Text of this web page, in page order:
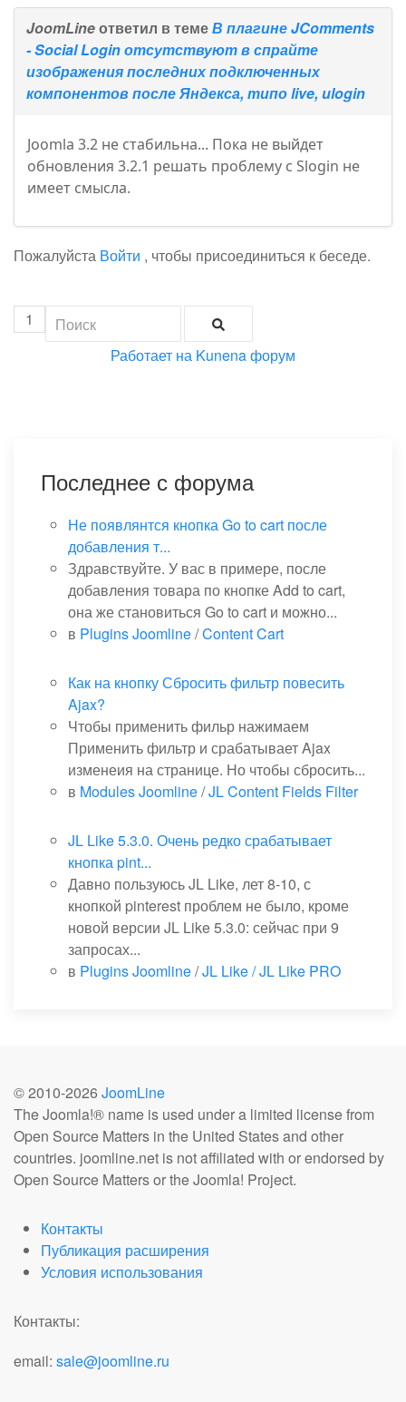
JoomLineответил в темеВ плагине JComments
- Social Login отсутствуют в спрайте
изображения последних подключенных
компонентов после Яндекса, типо live, ulogin
Joomla 3.2 не стабильна... Пока не выйдет
обновления 3.2.1 решать проблему с Slogin не
имеет смысла.
Пожалуйста Войти , чтобы присоединиться к беседе.
1
Работает на Kunena форум
Последнее с форума
Не появлянтся кнопка Go to cart после
добавления т...
Здравствуйте. У вас в примере, после
добавления товара по кнопке Add to cart,
она же становиться Go to cart и можно...
в Plugins Joomline/Content Cart
Как на кнопку Сбросить фильтр повесить
Ajax?
Чтобы применить фильр нажимаем
Применить фильтр и срабатывает Ajax
изменеия на странице. Но чтобы сбросить...
в Modules Joomline/JL Content Fields Filter
JL Like 5.3.0. Очень редко срабатывает
кнопка pint...
Давно пользуюсь JL Like, лет 8-10, с
кнопкой pinterest проблем не было, кроме
новой версии JL Like 5.3.0: сейчас при 9
запросах...
в Plugins Joomline/JL Like / JL Like PRO
© 2010-2026 JoomLine
The Joomla!® name is used under a limited license from
Open Source Matters in the United States and other
countries. joomline.net is not affiliated with or endorsed by
Open Source Matters or the Joomla! Project.
Контакты
Публикация расширения
Условия использования
Контакты:
email: sale@joomline.ru